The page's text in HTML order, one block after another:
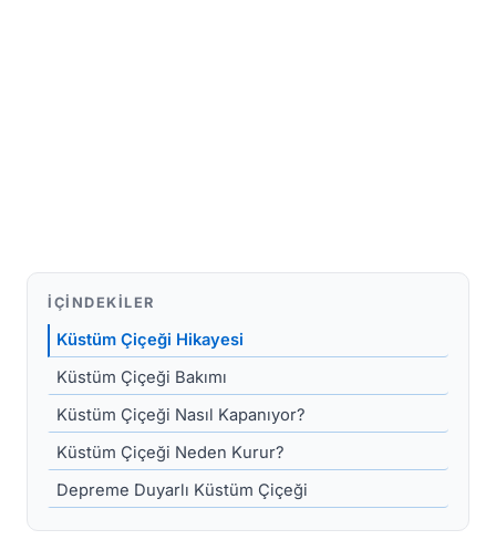
İÇINDEKILER
Küstüm Çiçeği Hikayesi
Küstüm Çiçeği Bakımı
Küstüm Çiçeği Nasıl Kapanıyor?
Küstüm Çiçeği Neden Kurur?
Depreme Duyarlı Küstüm Çiçeği